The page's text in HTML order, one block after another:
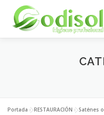
contenido
SERVICIOS
Portada »RESTAURACIÓN »Saténes